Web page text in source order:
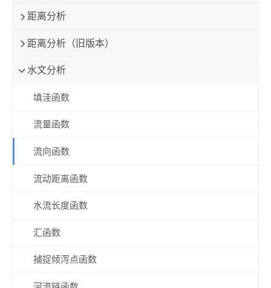
距离分析
距离分析（旧版本）
水文分析
填洼函数
流量函数
流向函数
流动距离函数
水流长度函数
汇函数
捕捉倾泻点函数